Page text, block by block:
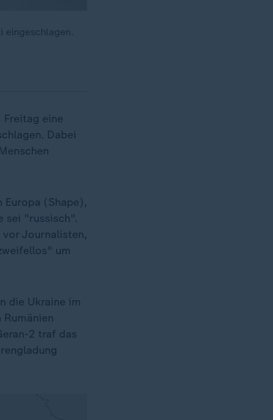
eingeschlagen.
Freitag eine
Dabei
(Shape),
sei "russisch".
Journalisten,
um
die Ukraine im
2 traf das